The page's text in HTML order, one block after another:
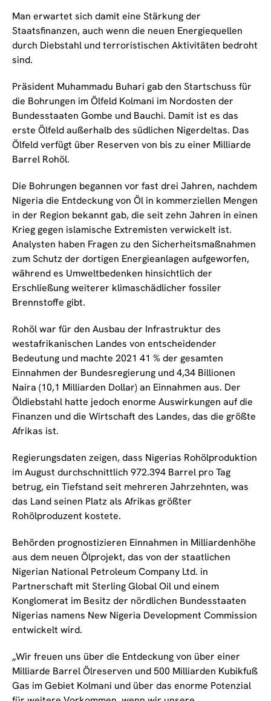
Man erwartet sich damit eine Stärkung der
Staatsfinanzen, auch wenn die neuen Energiequellen
durch Diebstahl und terroristischen Aktivitäten bedroht
sind.
Präsident Muhammadu Buhari gab den Startschuss für
die Bohrungen im Ölfeld Kolmani im Nordosten der
Bundesstaaten Gombe und Bauchi. Damit ist es das
erste Ölfeld außerhalb des südlichen Nigerdeltas. Das
Ölfeld verfügt über Reserven von bis zu einer Milliarde
Barrel Rohöl.
Die Bohrungen begannen vor fast drei Jahren, nachdem
Nigeria die Entdeckung von Öl in kommerziellen Mengen
in der Region bekannt gab, die seit zehn Jahren in einen
Krieg gegen islamische Extremisten verwickelt ist.
Analysten haben Fragen zu den Sicherheitsmaßnahmen
zum Schutz der dortigen Energieanlagen aufgeworfen,
während es Umweltbedenken hinsichtlich der
Erschließung weiterer klimaschädlicher fossiler
Brennstoffe gibt.
Rohöl war für den Ausbau der Infrastruktur des
westafrikanischen Landes von entscheidender
Bedeutung und machte 2021 41 % der gesamten
Einnahmen der Bundesregierung und 4,34 Billionen
Naira (10,1 Milliarden Dollar) an Einnahmen aus. Der
Öldiebstahl hatte jedoch enorme Auswirkungen auf die
Finanzen und die Wirtschaft des Landes, das die größte
Afrikas ist.
Regierungsdaten zeigen, dass Nigerias Rohölproduktion
im August durchschnittlich 972.394 Barrel pro Tag
betrug, ein Tiefstand seit mehreren Jahrzehnten, was
das Land seinen Platz als Afrikas größter
Rohölproduzent kostete.
Behörden prognostizieren Einnahmen in Milliardenhöhe
aus dem neuen Ölprojekt, das von der staatlichen
Nigerian National Petroleum Company Ltd. in
Partnerschaft mit Sterling Global Oil und einem
Konglomerat im Besitz der nördlichen Bundesstaaten
Nigerias namens New Nigeria Development Commission
entwickelt wird.
„Wir freuen uns über die Entdeckung von über einer
Milliarde Barrel Ölreserven und 500 Milliarden Kubikfuß
Gas im Gebiet Kolmani und über das enorme Potenzial